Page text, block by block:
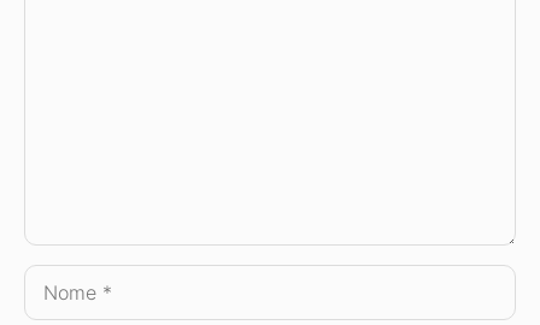
Nome